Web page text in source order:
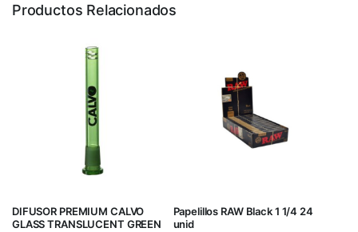
Productos Relacionados
DIFUSOR PREMIUM CALVO
GLASS TRANSLUCENT GREEN
Papelillos RAW Black 1 1/4 24
unid